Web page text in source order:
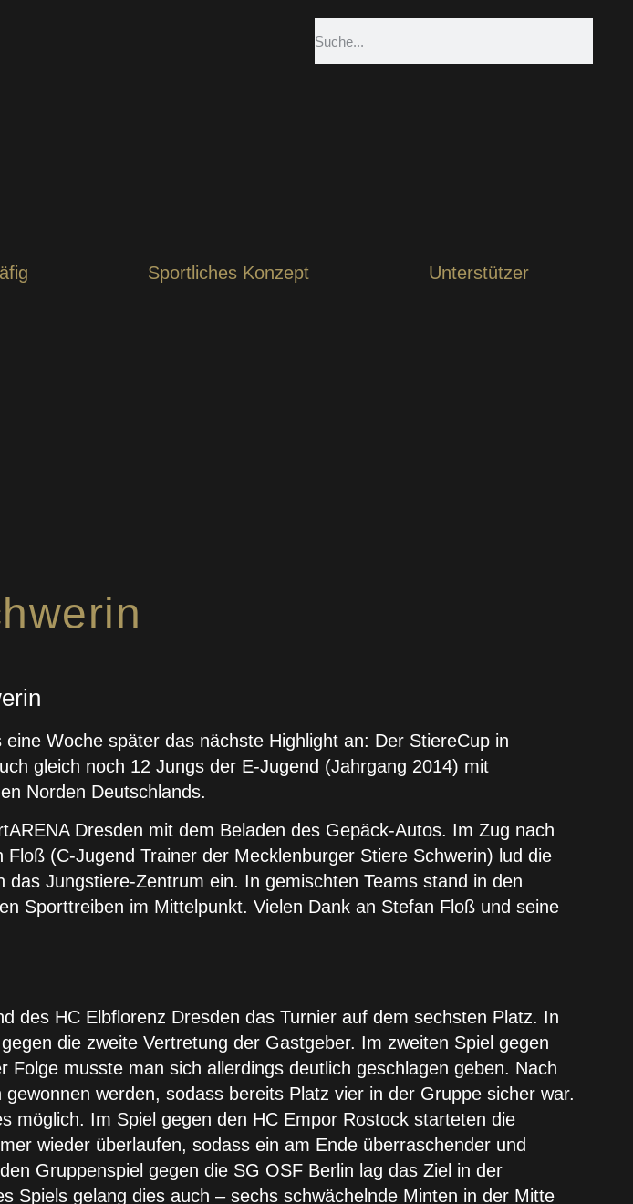
Sportliches Konzept Unterstützer
Woche später das nächste Highlight an: Der StiereCup in
gleich noch 12 Jungs der E-Jugend (Jahrgang 2014) mit
Norden Deutschlands.
Dresden mit dem Beladen des Gepäck-Autos. Im Zug nach
(C-Jugend Trainer der Mecklenburger Stiere Schwerin) lud die
Jungstiere-Zentrum ein. In gemischten Teams stand in den
Sporttreiben im Mittelpunkt. Vielen Dank an Stefan Floß und seine
des HC Elbflorenz Dresden das Turnier auf dem sechsten Platz. In
die zweite Vertretung der Gastgeber. Im zweiten Spiel gegen
musste man sich allerdings deutlich geschlagen geben. Nach
werden, sodass bereits Platz vier in der Gruppe sicher war.
möglich. Im Spiel gegen den HC Empor Rostock starteten die
wieder überlaufen, sodass ein am Ende überraschender und
Gruppenspiel gegen die SG OSF Berlin lag das Ziel in der
Spiels gelang dies auch – sechs schwächelnde Minten in der Mitte